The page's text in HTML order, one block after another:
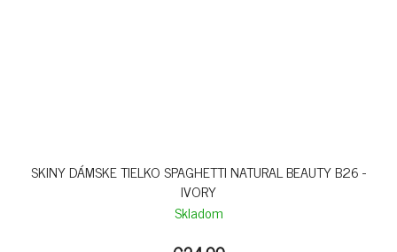
SKINY DÁMSKE TIELKO SPAGHETTI NATURAL BEAUTY B26 -
IVORY
Skladom